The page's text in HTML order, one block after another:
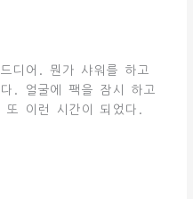
드디어. 뭔가 샤워를 하고
. 얼굴에 팩을 잠시 하고
또 이런 시간이 되었다.